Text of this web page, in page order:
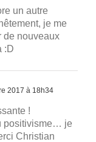
un autre
je me
de nouveaux
:D
2017 à 18h34
!
positivisme… je
Christian